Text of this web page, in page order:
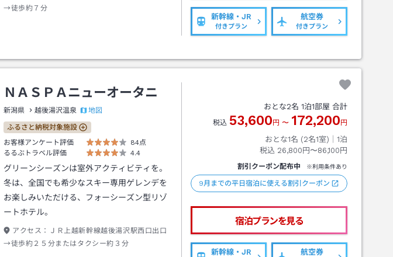
→徒歩約７分
新幹線・JR
付きプラン
航空券
付きプラン
ＮＡＳＰＡニューオータニ
新潟県 越後湯沢温泉 地図
ふるさと納税対象施設
お客様アンケート評価
84点
るるぶトラベル評価
4.4
グリーンシーズンは室外アクティビティを。
冬は、全国でも希少なスキー専用ゲレンデを
お楽しみいただける、フォーシーズン型リゾ
ートホテル。
アクセス：
ＪＲ上越新幹線越後湯沢駅西口出口
→徒歩約２５分またはタクシー約３分
おとな2名 1泊1部屋 合計
税込 53,600 円 〜 172,200 円
おとな1名 (2名1室)｜ 1泊
税込 26,800円〜86,100円
割引クーポン配布中 ※利用条件あり
9月までの平日宿泊に使える割引クーポン
宿泊プランを見る
新幹線・JR 航空券